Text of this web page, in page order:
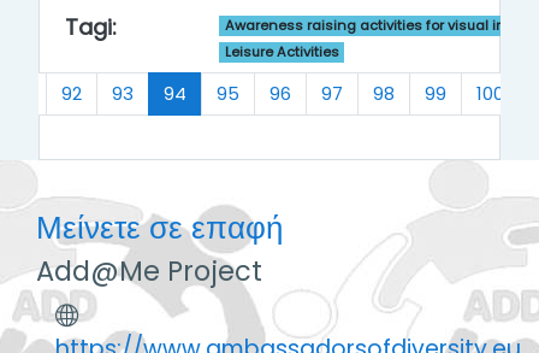
Tagi:
Awareness raising activities for visual
Leisure Activities
92 93 94(τρέχων)
95 96 97 98 99 100
Μείνετε σε επαφή
Add@Me Project